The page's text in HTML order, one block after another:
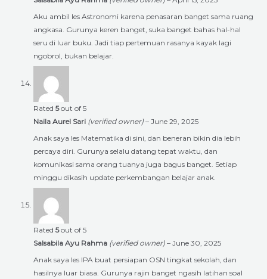
Aku ambil les Astronomi karena penasaran banget sama ruang
angkasa. Gurunya keren banget, suka banget bahas hal-hal
seru di luar buku. Jadi tiap pertemuan rasanya kayak lagi
ngobrol, bukan belajar.
Rated 5out of 5
Naila Aurel Sari (verified owner) – June 29, 2025
Anak saya les Matematika di sini, dan beneran bikin dia lebih
percaya diri. Gurunya selalu datang tepat waktu, dan
komunikasi sama orang tuanya juga bagus banget. Setiap
minggu dikasih update perkembangan belajar anak.
Rated 5out of 5
Salsabila Ayu Rahma (verified owner) – June 30, 2025
Anak saya les IPA buat persiapan OSN tingkat sekolah, dan
hasilnya luar biasa. Gurunya rajin banget ngasih latihan soal